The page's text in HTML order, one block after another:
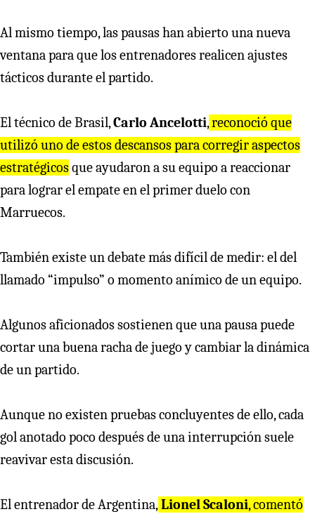
Al mismo tiempo, las pausas han abierto una nueva
ventana para que los entrenadores realicen ajustes
tácticos durante el partido.
El técnico de Brasil,Carlo Ancelotti,reconoció que
utilizó uno de estos descansos para corregir aspectos
estratégicosque ayudaron a su equipo a reaccionar
para lograr el empate en el primer duelo con
Marruecos.
También existe un debate más difícil de medir: el del
llamado “impulso” o momento anímico de un equipo.
Algunos aficionados sostienen que una pausa puede
cortar una buena racha de juego y cambiar la dinámica
de un partido.
Aunque no existen pruebas concluyentes de ello, cada
gol anotado poco después de una interrupción suele
reavivar esta discusión.
El entrenador de Argentina,Lionel Scaloni, comentó